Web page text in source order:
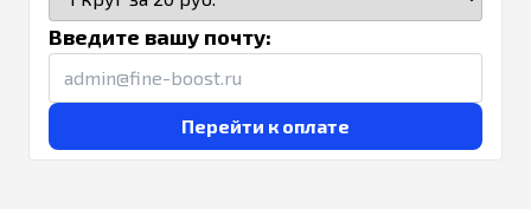
Введите вашу почту:
Перейти к оплате